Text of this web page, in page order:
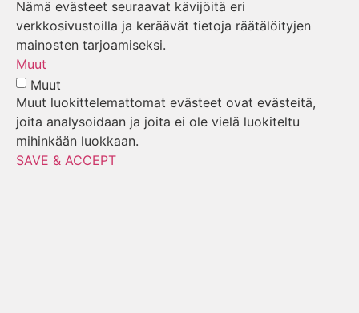
Nämä evästeet seuraavat kävijöitä eri
verkkosivustoilla ja keräävät tietoja räätälöityjen
mainosten tarjoamiseksi.
Muut
Muut
Muut luokittelemattomat evästeet ovat evästeitä,
joita analysoidaan ja joita ei ole vielä luokiteltu
mihinkään luokkaan.
SAVE & ACCEPT